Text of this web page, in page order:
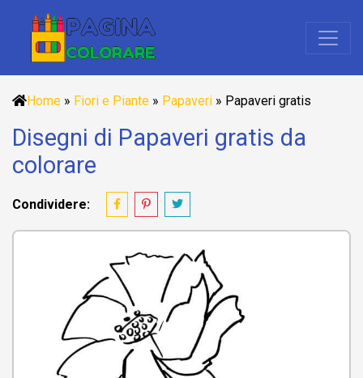
Home » Fiori e Piante » Papaveri » Papaveri gratis
Disegni di Papaveri gratis da
colorare
Condividere: